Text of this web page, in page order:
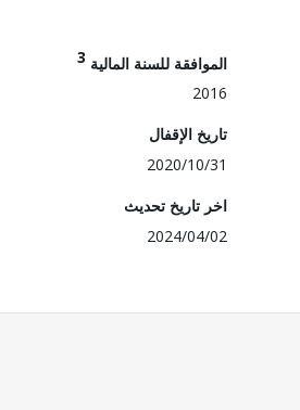
الموافقة للسنة المالية 3
2016
تاريخ الإقفال
2020/10/31
اخر تاريخ تحديث
2024/04/02